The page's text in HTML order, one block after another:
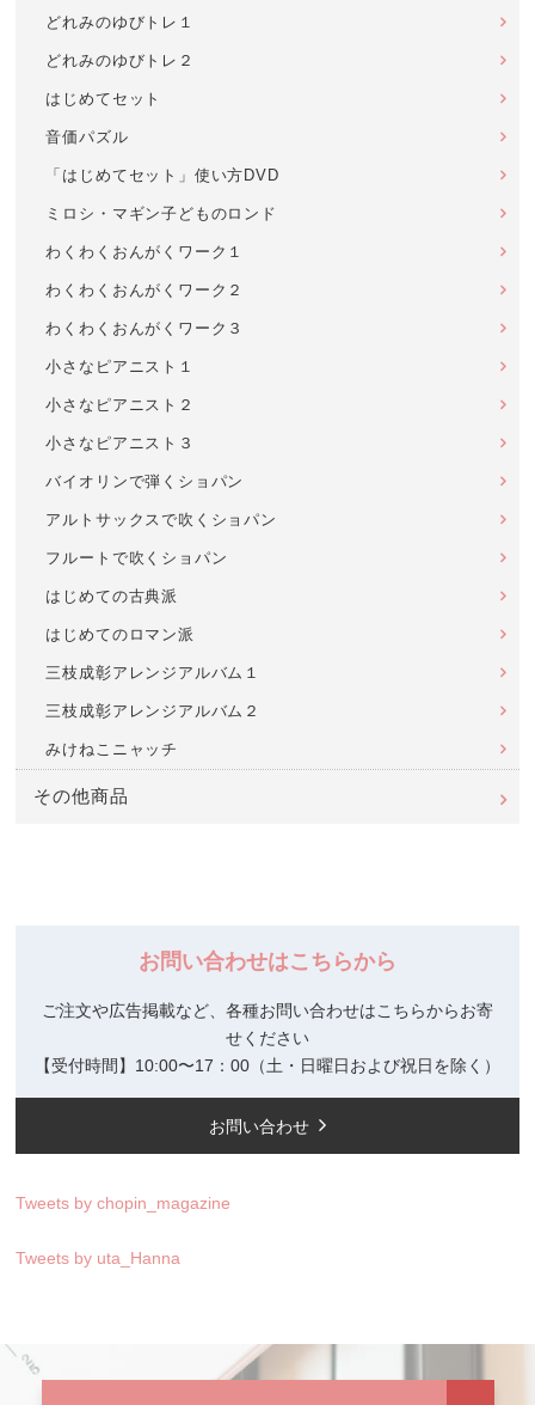
どれみのゆびトレ１
どれみのゆびトレ２
はじめてセット
音価パズル
「はじめてセット」使い方DVD
ミロシ・マギン子どものロンド
わくわくおんがくワーク１
わくわくおんがくワーク２
わくわくおんがくワーク３
小さなピアニスト１
小さなピアニスト２
小さなピアニスト３
バイオリンで弾くショパン
アルトサックスで吹くショパン
フルートで吹くショパン
はじめての古典派
はじめてのロマン派
三枝成彰アレンジアルバム１
三枝成彰アレンジアルバム２
みけねこニャッチ
その他商品
お問い合わせはこちらから
ご注文や広告掲載など、各種お問い合わせはこちらからお寄
せください
【受付時間】10:00〜17：00（土・日曜日および祝日を除く）
お問い合わせ
Tweets by chopin_magazine
Tweets by uta_Hanna